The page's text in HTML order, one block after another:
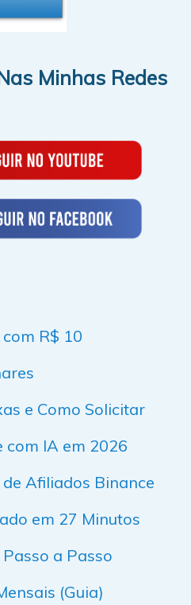
Minhas Redes
R$ 10
e Como Solicitar
com IA em 2026
Afiliados Binance
em 27 Minutos
a Passo
(Guia)